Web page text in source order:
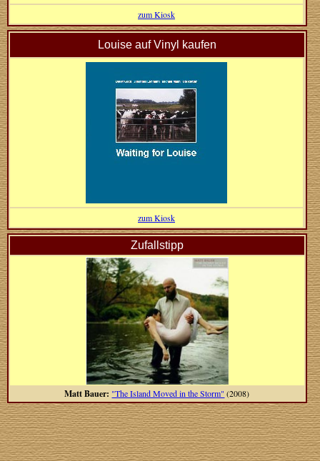
zum Kiosk
Louise auf Vinyl kaufen
zum Kiosk
Zufallstipp
Matt Bauer: "The Island Moved in the Storm" (2008)